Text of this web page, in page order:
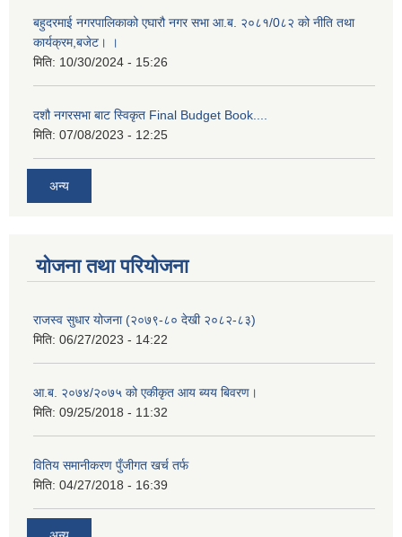
बहुदरमाई नगरपालिकाको एघारौ नगर सभा आ.ब. २०८१/0८२ को नीति तथा
कार्यक्रम,बजेट। ।
मिति: 10/30/2024 - 15:26
दशौ नगरसभा बाट स्विकृत Final Budget Book....
मिति: 07/08/2023 - 12:25
अन्य
योजना तथा परियोजना
राजस्व सुधार योजना (२०७९-८० देखी २०८२-८३)
मिति: 06/27/2023 - 14:22
आ.ब. २०७४/२०७५ को एकीकृत आय ब्यय बिवरण।
मिति: 09/25/2018 - 11:32
वितिय समानीकरण पुँजीगत खर्च तर्फ
मिति: 04/27/2018 - 16:39